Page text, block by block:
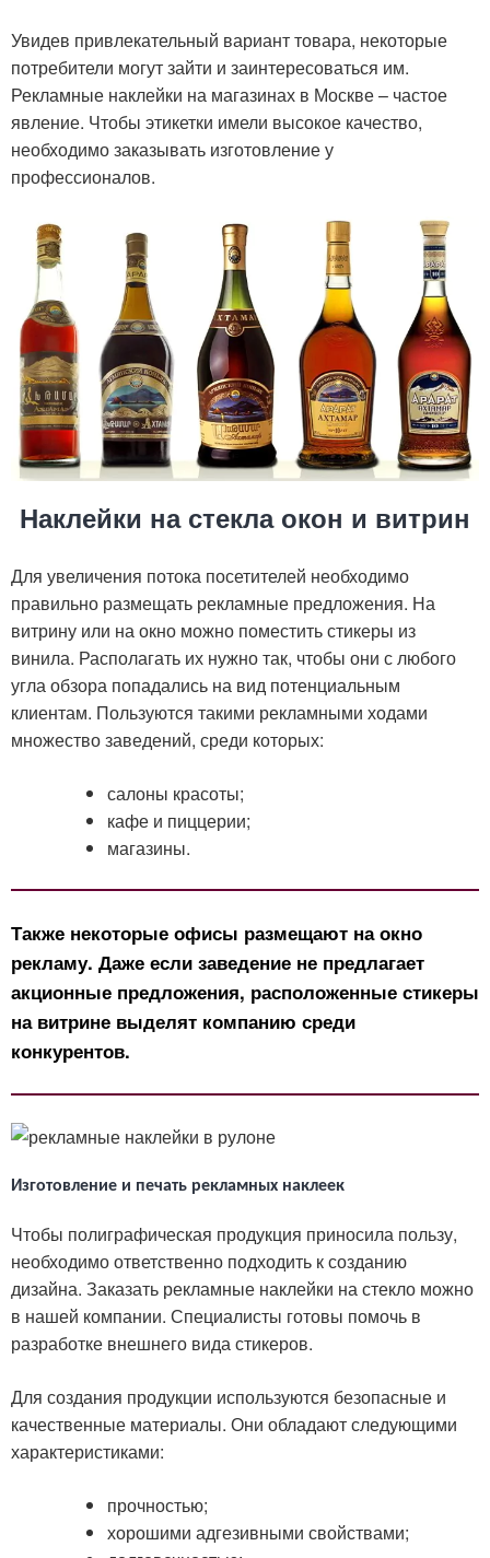
Увидев привлекательный вариант товара, некоторые
потребители могут зайти и заинтересоваться им.
Рекламные наклейки на магазинах в Москве – частое
явление. Чтобы этикетки имели высокое качество,
необходимо заказывать изготовление у
профессионалов.
Наклейки на стекла окон и витрин
Для увеличения потока посетителей необходимо
правильно размещать рекламные предложения. На
витрину или на окно можно поместить стикеры из
винила. Располагать их нужно так, чтобы они с любого
угла обзора попадались на вид потенциальным
клиентам. Пользуются такими рекламными ходами
множество заведений, среди которых:
салоны красоты;
кафе и пиццерии;
магазины.
Также некоторые офисы размещают на окно
рекламу. Даже если заведение не предлагает
акционные предложения, расположенные стикеры
на витрине выделят компанию среди
конкурентов.
Изготовление и печать рекламных наклеек
Чтобы полиграфическая продукция приносила пользу,
необходимо ответственно подходить к созданию
дизайна. Заказать рекламные наклейки на стекло можно
в нашей компании. Специалисты готовы помочь в
разработке внешнего вида стикеров.
Для создания продукции используются безопасные и
качественные материалы. Они обладают следующими
характеристиками:
прочностью;
хорошими адгезивными свойствами;